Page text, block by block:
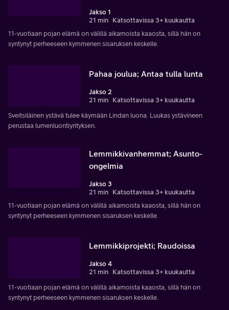
Jakso 1
21 min Katsottavissa 3+ kuukautta
11-vuotiaan pojan elämä on välillä aikamoista kaaosta, sillä hän on
syntynyt perheeseen kymmenen sisaruksen keskelle.
Pahaa joulua; Antaa tulla lunta
Jakso 2
21 min Katsottavissa 3+ kuukautta
Sveitsiläinen ystävä tulee käymään Lindan luona. Luukas ystävineen
perustaa lumenluontiyrityksen.
Lemmikkivanhemmat; Asunto-
ongelmia
Jakso 3
21 min Katsottavissa 3+ kuukautta
11-vuotiaan pojan elämä on välillä aikamoista kaaosta, sillä hän on
syntynyt perheeseen kymmenen sisaruksen keskelle.
Lemmikkiprojekti; Raudoissa
Jakso 4
21 min Katsottavissa 3+ kuukautta
11-vuotiaan pojan elämä on välillä aikamoista kaaosta, sillä hän on
syntynyt perheeseen kymmenen sisaruksen keskelle.